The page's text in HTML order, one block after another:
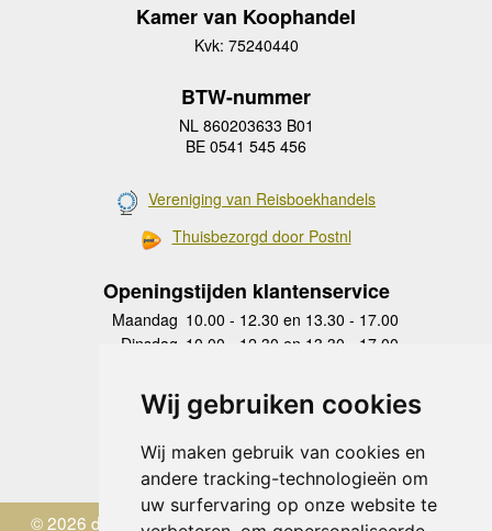
Wij gebruiken cookies
Wij maken gebruik van cookies en
andere tracking-technologieën om
uw surfervaring op onze website te
Kamer van Koophandel
Kvk: 75240440
BTW-nummer
NL 860203633 B01
BE 0541 545 456
Vereniging van Reisboekhandels
Thuisbezorgd door Postnl
Openingstijden klantenservice
Maandag 10.00 - 12.30 en 13.30 - 17.00
Dinsdag 10.00 - 12.30 en 13.30 - 17.00
Donderdag
10.00 - 12.30 en 13.30 - 17.00
Vrijdag 10.00 - 12.30 en 13.30 - 17.00
Zaterdag
gesloten
Zondag gesloten
© 2026 de Zwerver